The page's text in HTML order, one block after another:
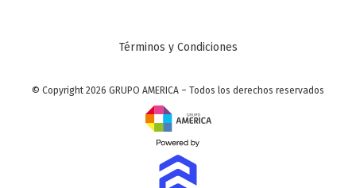
Términos y Condiciones
© Copyright 2026 GRUPO AMERICA – Todos los derechos reservados